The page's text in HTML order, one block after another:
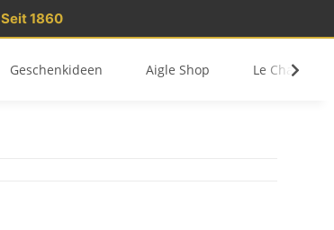
Seit 1860
Geschenkideen Aigle Shop Le